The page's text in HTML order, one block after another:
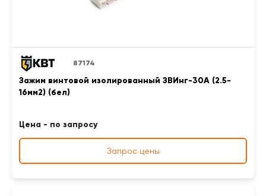
87174
Зажим винтовой изолированный ЗВИнг-30А (2.5-
16мм2) (бел)
Цена - по запросу
Запрос цены